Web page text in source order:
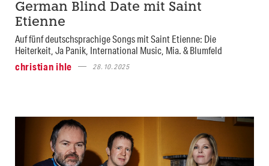
German Blind Date mit Saint
Etienne
Auf fünf deutschsprachige Songs mit Saint Etienne: Die
Heiterkeit, Ja Panik, International Music, Mia. & Blumfeld
christian ihle
28.10.2025